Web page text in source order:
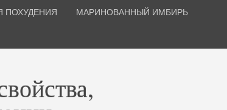
ПОХУДЕНИЯ МАРИНОВАННЫЙ ИМБИРЬ